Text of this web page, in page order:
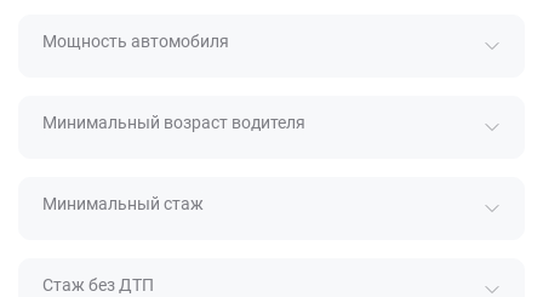
Мощность автомобиля
Минимальный возраст водителя
Минимальный стаж
Стаж без ДТП